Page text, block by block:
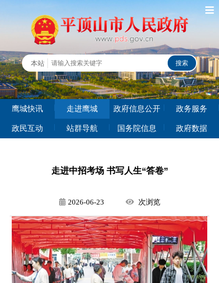
鹰城快讯 走进鹰城 政府信息公开 政务服务
政民互动 站群导航 国务院信息 政府数据
走进中招考场 书写人生“答卷”
2026-06-23 次浏览